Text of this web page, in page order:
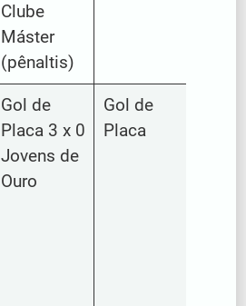
Clube
Máster
(pênaltis)
Gol de
Placa 3 x 0
Jovens de
Ouro
Gol de
Placa